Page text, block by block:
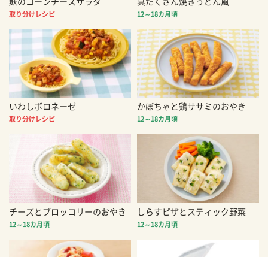
麩のコーンチーズサラダ
取り分けレシピ
具だくさん焼きうどん風
12～18カ月頃
いわしボロネーゼ
取り分けレシピ
かぼちゃと鶏ササミのおやき
12～18カ月頃
チーズとブロッコリーのおやき
12～18カ月頃
しらすピザとスティック野菜
12～18カ月頃